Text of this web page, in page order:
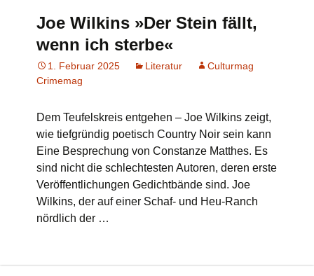
Joe Wilkins »Der Stein fällt,
wenn ich sterbe«
1. Februar 2025 Literatur
Culturmag
Crimemag
Dem Teufelskreis entgehen – Joe Wilkins zeigt,
wie tiefgründig poetisch Country Noir sein kann
Eine Besprechung von Constanze Matthes. Es
sind nicht die schlechtesten Autoren, deren erste
Veröffentlichungen Gedichtbände sind. Joe
Wilkins, der auf einer Schaf- und Heu-Ranch
nördlich der …